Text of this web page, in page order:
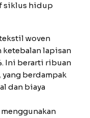
siklus hidup
woven
ketebalan lapisan
Ini berarti ribuan
berdampak
dan biaya